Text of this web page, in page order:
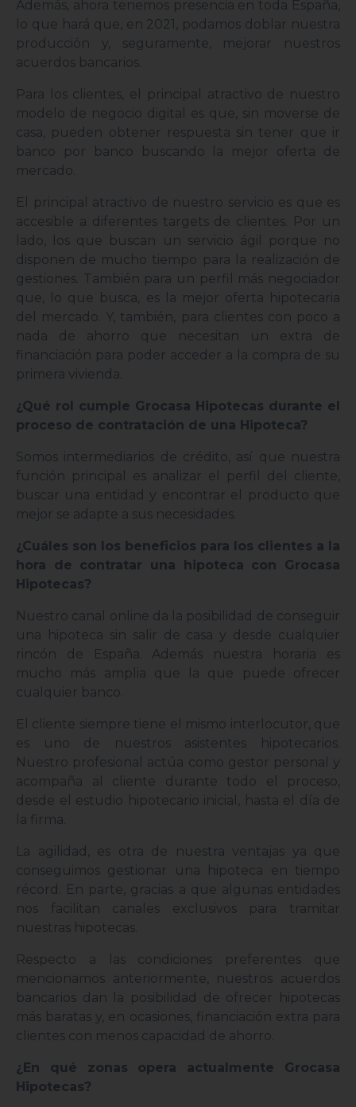
Además, ahora tenemos presencia en toda España,
lo que hará que, en 2021, podamos doblar nuestra
producción y, seguramente, mejorar nuestros
acuerdos bancarios.
Para los clientes, el principal atractivo de nuestro
modelo de negocio digital es que, sin moverse de
casa, pueden obtener respuesta sin tener que ir
banco por banco buscando la mejor oferta de
mercado.
El principal atractivo de nuestro servicio es que es
accesible a diferentes targets de clientes. Por un
lado, los que buscan un servicio ágil porque no
disponen de mucho tiempo para la realización de
gestiones. También para un perfil más negociador
que, lo que busca, es la mejor oferta hipotecaria
del mercado. Y, también, para clientes con poco a
nada de ahorro que necesitan un extra de
financiación para poder acceder a la compra de su
primera vivienda.
¿Qué rol cumple Grocasa Hipotecas durante el
proceso de contratación de una Hipoteca?
Somos intermediarios de crédito, así que nuestra
función principal es analizar el perfil del cliente,
buscar una entidad y encontrar el producto que
mejor se adapte a sus necesidades.
¿Cuáles son los beneficios para los clientes a la
hora de contratar una hipoteca con Grocasa
Hipotecas?
Nuestro canal online da la posibilidad de conseguir
una hipoteca sin salir de casa y desde cualquier
rincón de España. Además nuestra horaria es
mucho más amplia que la que puede ofrecer
cualquier banco.
El cliente siempre tiene el mismo interlocutor, que
es uno de nuestros asistentes hipotecarios.
Nuestro profesional actúa como gestor personal y
acompaña al cliente durante todo el proceso,
desde el estudio hipotecario inicial, hasta el día de
la firma.
La agilidad, es otra de nuestra ventajas ya que
conseguimos gestionar una hipoteca en tiempo
récord. En parte, gracias a que algunas entidades
nos facilitan canales exclusivos para tramitar
nuestras hipotecas.
Respecto a las condiciones preferentes que
mencionamos anteriormente, nuestros acuerdos
bancarios dan la posibilidad de ofrecer hipotecas
más baratas y, en ocasiones, financiación extra para
clientes con menos capacidad de ahorro.
¿En qué zonas opera actualmente Grocasa
Hipotecas?